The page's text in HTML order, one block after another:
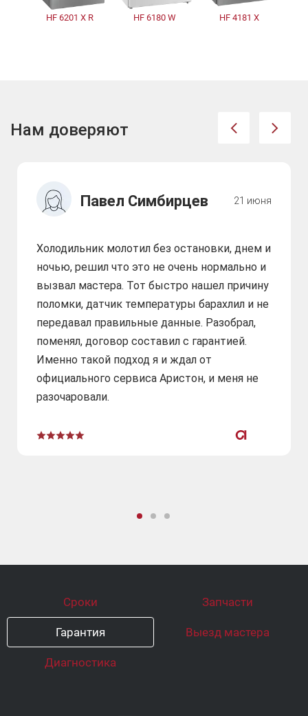
HF 6201 X R HF 6180 W HF 4181 X
Нам доверяют
Павел Симбирцев 21 июня
Холодильник молотил без остановки, днем и
ночью, решил что это не очень нормально и
вызвал мастера. Тот быстро нашел причину
поломки, датчик температуры барахлил и не
передавал правильные данные. Разобрал,
поменял, договор составил с гарантией.
Именно такой подход я и ждал от
официального сервиса Аристон, и меня не
разочаровали.
Сроки Запчасти
Гарантия Выезд мастера
Диагностика